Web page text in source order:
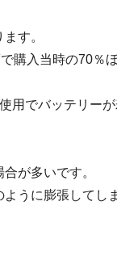
す。
購入当時の70％
用でバッテリー
が多いです。
うに膨張してし